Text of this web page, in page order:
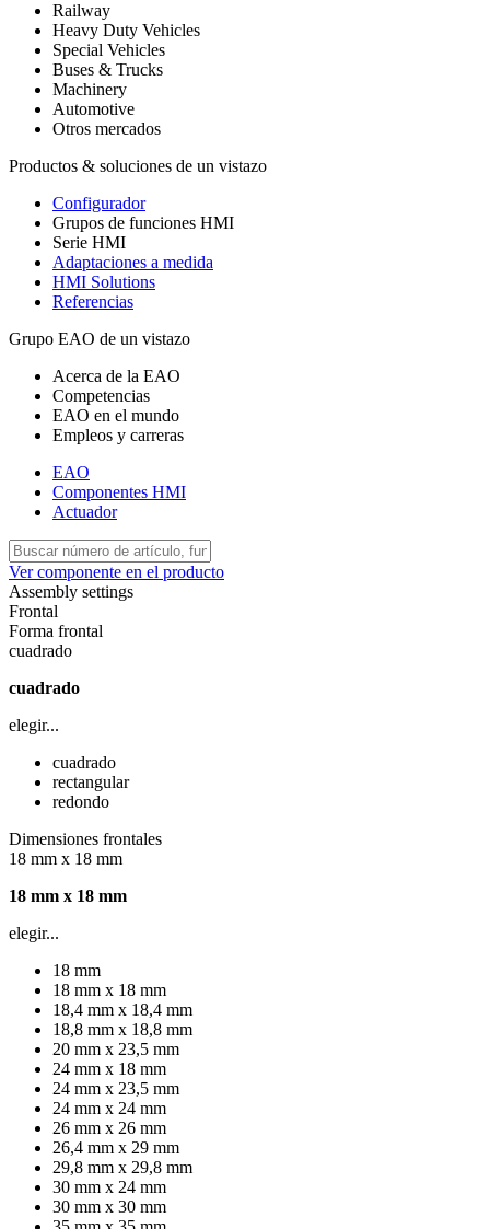
Railway
Heavy Duty Vehicles
Special Vehicles
Buses & Trucks
Machinery
Automotive
Otros mercados
Productos & soluciones de un vistazo
Configurador
Grupos de funciones HMI
Serie HMI
Adaptaciones a medida
HMI Solutions
Referencias
Grupo EAO de un vistazo
Acerca de la EAO
Competencias
EAO en el mundo
Empleos y carreras
EAO
Componentes HMI
Actuador
Ver componente en el producto
Assembly settings
Frontal
Forma frontal
cuadrado
cuadrado
elegir...
cuadrado
rectangular
redondo
Dimensiones frontales
18 mm x 18 mm
18 mm x 18 mm
elegir...
18 mm
18 mm x 18 mm
18,4 mm x 18,4 mm
18,8 mm x 18,8 mm
20 mm x 23,5 mm
24 mm x 18 mm
24 mm x 23,5 mm
24 mm x 24 mm
26 mm x 26 mm
26,4 mm x 29 mm
29,8 mm x 29,8 mm
30 mm x 24 mm
30 mm x 30 mm